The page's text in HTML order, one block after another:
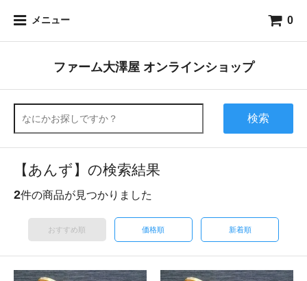
メニュー 0
ファーム大澤屋 オンラインショップ
検索
【あんず】の検索結果
2件の商品が見つかりました
おすすめ順 価格順 新着順